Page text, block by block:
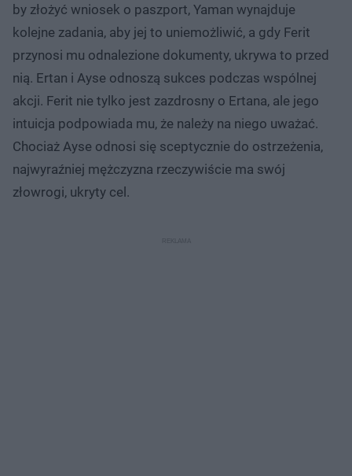
by złożyć wniosek o paszport, Yaman wynajduje
kolejne zadania, aby jej to uniemożliwić, a gdy Ferit
przynosi mu odnalezione dokumenty, ukrywa to przed
nią. Ertan i Ayse odnoszą sukces podczas wspólnej
akcji. Ferit nie tylko jest zazdrosny o Ertana, ale jego
intuicja podpowiada mu, że należy na niego uważać.
Chociaż Ayse odnosi się sceptycznie do ostrzeżenia,
najwyraźniej mężczyzna rzeczywiście ma swój
złowrogi, ukryty cel.